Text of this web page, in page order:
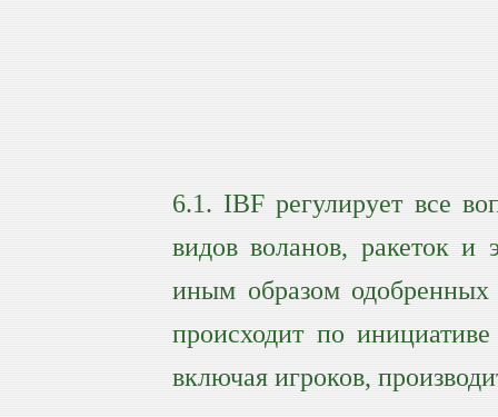
6.1. IBF регулирует все
видов воланов, ракеток и
иным образом
происходит по
включая игроков,